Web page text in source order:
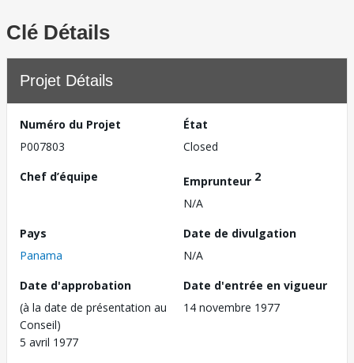
Clé Détails
Projet Détails
Numéro du Projet
P007803
État
Closed
Chef d’équipe
Emprunteur 2
N/A
Pays
Panama
Date de divulgation
N/A
Date d'approbation
(à la date de présentation au
Conseil)
5 avril 1977
Date d'entrée en vigueur
14 novembre 1977